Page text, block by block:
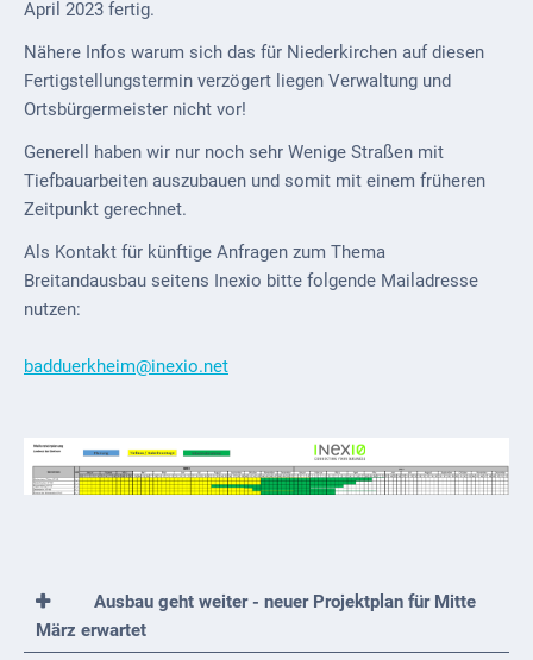
April 2023 fertig.
Nähere Infos warum sich das für Niederkirchen auf diesen
Fertigstellungstermin verzögert liegen Verwaltung und
Ortsbürgermeister nicht vor!
Generell haben wir nur noch sehr Wenige Straßen mit
Tiefbauarbeiten auszubauen und somit mit einem früheren
Zeitpunkt gerechnet.
Als Kontakt für künftige Anfragen zum Thema
Breitandausbau seitens Inexio bitte folgende Mailadresse
nutzen:
badduerkheim@inexio.net
Ausbau geht weiter - neuer Projektplan für Mitte
März erwartet